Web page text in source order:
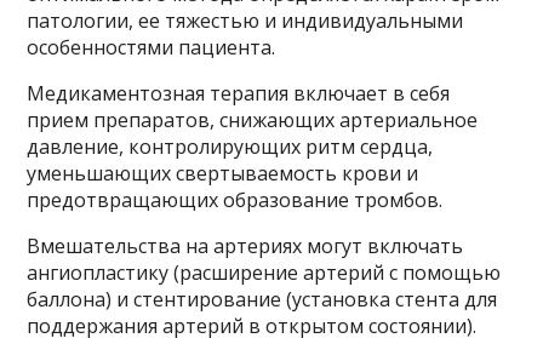
патологии, ее тяжестью и индивидуальными
особенностями пациента.
Медикаментозная терапия включает в себя
прием препаратов, снижающих артериальное
давление, контролирующих ритм сердца,
уменьшающих свертываемость крови и
предотвращающих образование тромбов.
Вмешательства на артериях могут включать
ангиопластику (расширение артерий с помощью
баллона) и стентирование (установка стента для
поддержания артерий в открытом состоянии).